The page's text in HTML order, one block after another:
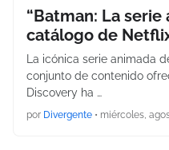
“Batman: La serie
catálogo de
La icónica serie animada
conjunto de contenido
Discovery ha …
por Divergente • miércoles,